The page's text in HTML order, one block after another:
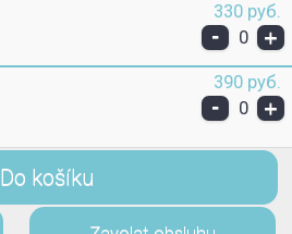
330 руб.
- 0 +
390 руб.
- 0 +
Do košíku